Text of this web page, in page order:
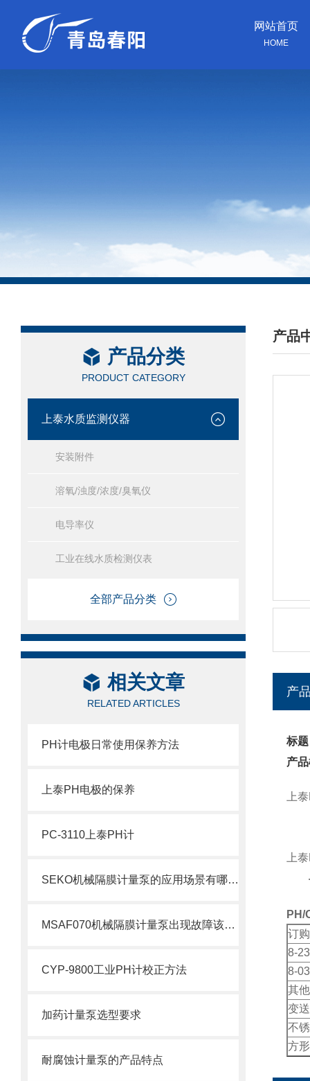
网站首页
HOME
产品分类
PRODUCT CATEGORY
上泰水质监测仪器
安装附件
溶氧/浊度/浓度/臭氧仪
电导率仪
工业在线水质检测仪表
全部产品分类
相关文章
RELATED ARTICLES
PH计电极日常使用保养方法
上泰PH电极的保养
PC-3110上泰PH计
SEKO机械隔膜计量泵的应用场景有哪些？
MSAF070机械隔膜计量泵出现故障该如何处理呢？
CYP-9800工业PH计校正方法
加药计量泵选型要求
耐腐蚀计量泵的产品特点
产品
/
产
标
产
上
上
PH/
订
8-
8-
其
变
不
方